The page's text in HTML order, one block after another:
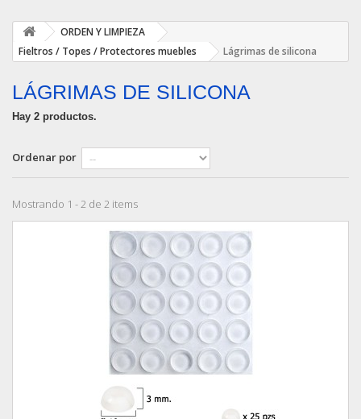
ORDEN Y LIMPIEZA
Fieltros / Topes / Protectores muebles
Lágrimas de silicona
LÁGRIMAS DE SILICONA
Hay 2 productos.
Ordenar por
Mostrando 1 - 2 de 2 items